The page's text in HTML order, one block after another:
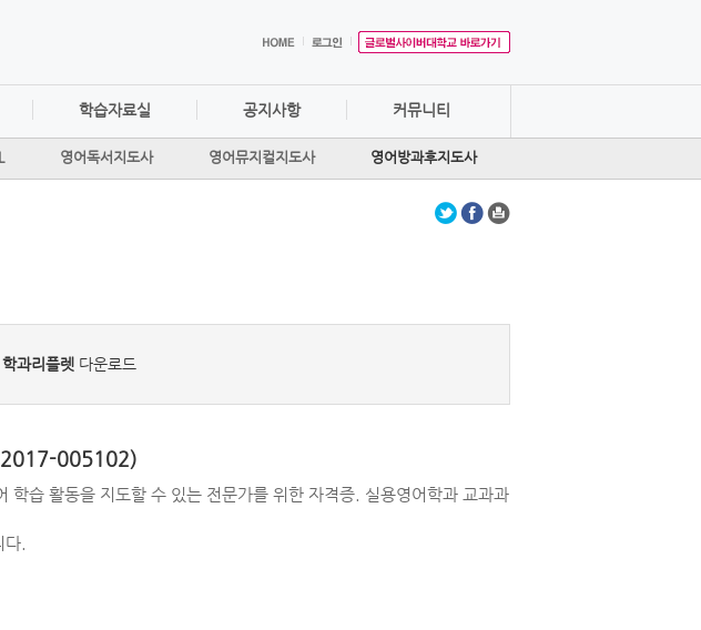
영어독서지도사 영어뮤지컬지도사 영어방과후지도사
학습자료실 공지사항 커뮤니티
학과리플렛 다운로드
:2017-005102)
습 활동을 지도할 수 있는 전문가를 위한 자격증. 실용영어학과 교과과
.